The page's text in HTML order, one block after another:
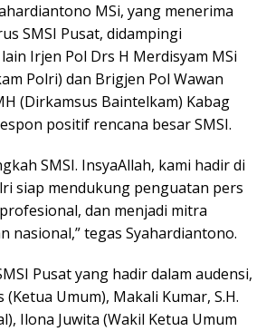
MSi, yang menerima
SMSI Pusat, didampingi
Irjen Pol Drs H Merdisyam MSi
Polri) dan Brigjen Pol Wawan
(Dirkamsus Baintelkam) Kabag
positif rencana besar SMSI.
SMSI. InsyaAllah, kami hadir di
siap mendukung penguatan pers
dan menjadi mitra
nasional,” tegas Syahardiantono.
Pusat yang hadir dalam audensi,
Umum), Makali Kumar, S.H.
Ilona Juwita (Wakil Ketua Umum